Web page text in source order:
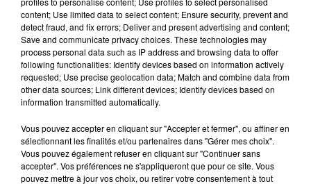
Musique
RÜFÜS DU SOL annonce un nouvel
album après sa tournée mondiale
content; Use limited data to select content; Ensure security, prevent and
detect fraud, and fix errors; Deliver and present advertising and content;
Save and communicate privacy choices. These technologies may
process personal data such as IP address and browsing data to offer
following functionalities: Identify devices based on information actively
requested; Use precise geolocation data; Match and combine data from
other data sources; Link different devices; Identify devices based on
information transmitted automatically.
Vous pouvez accepter en cliquant sur "Accepter et fermer", ou affiner en
sélectionnant les finalités et/ou partenaires dans "Gérer mes choix".
Vous pouvez également refuser en cliquant sur "Continuer sans
accepter". Vos préférences ne s'appliqueront que pour ce site. Vous
pouvez mettre à jour vos choix, ou retirer votre consentement à tout